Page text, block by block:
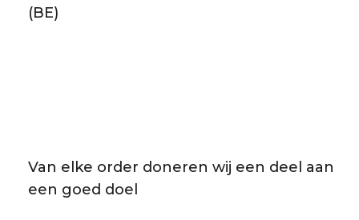
(BE)
Van elke order doneren wij een deel aan
een goed doel